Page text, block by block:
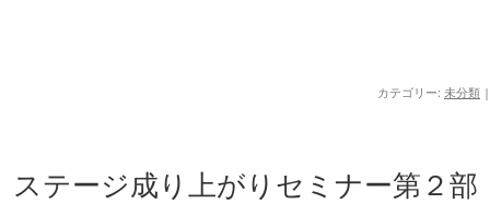
カテゴリー: 未分類 |
ステージ成り上がりセミナー第２部